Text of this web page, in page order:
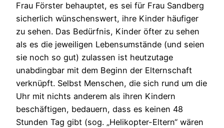
Frau Förster behauptet, es sei für Frau Sandberg
sicherlich wünschenswert, ihre Kinder häufiger
zu sehen. Das Bedürfnis, Kinder öfter zu sehen
als es die jeweiligen Lebensumstände (und seien
sie noch so gut) zulassen ist heutzutage
unabdingbar mit dem Beginn der Elternschaft
verknüpft. Selbst Menschen, die sich rund um die
Uhr mit nichts anderem als ihren Kindern
beschäftigen, bedauern, dass es keinen 48
Stunden Tag gibt (sog. „Helikopter-Eltern“ wären